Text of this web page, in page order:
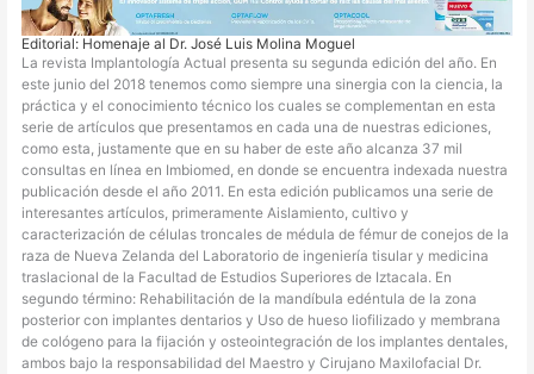
Editorial: Homenaje al Dr. José Luis Molina Moguel
La revista Implantología Actual presenta su segunda edición del año. En
este junio del 2018 tenemos como siempre una sinergia con la ciencia, la
práctica y el conocimiento técnico los cuales se complementan en esta
serie de artículos que presentamos en cada una de nuestras ediciones,
como esta, justamente que en su haber de este año alcanza 37 mil
consultas en línea en Imbiomed, en donde se encuentra indexada nuestra
publicación desde el año 2011. En esta edición publicamos una serie de
interesantes artículos, primeramente Aislamiento, cultivo y
caracterización de células troncales de médula de fémur de conejos de la
raza de Nueva Zelanda del Laboratorio de ingeniería tisular y medicina
traslacional de la Facultad de Estudios Superiores de Iztacala. En
segundo término: Rehabilitación de la mandíbula edéntula de la zona
posterior con implantes dentarios y Uso de hueso liofilizado y membrana
de cológeno para la fijación y osteointegración de los implantes dentales,
ambos bajo la responsabilidad del Maestro y Cirujano Maxilofacial Dr.